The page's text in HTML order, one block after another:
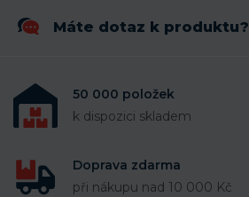
Máte dotaz k produktu?
50 000 položek
k dispozici skladem
Doprava zdarma
při nákupu nad 10 000 Kč